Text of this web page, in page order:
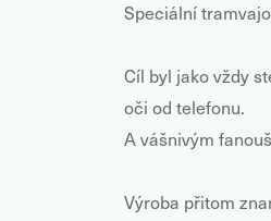
Speciální
Cíl byl jako vždy
oči od telefonu.
A vášnivým
Výroba přitom